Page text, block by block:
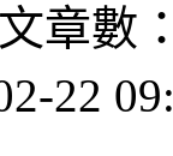
章數
22